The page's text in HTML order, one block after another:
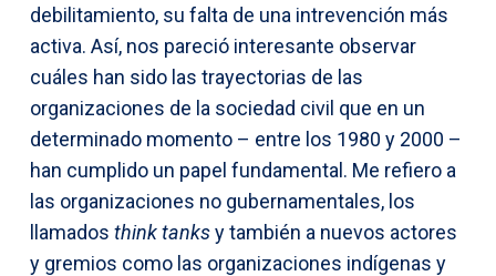
debilitamiento, su falta de una intrevención más
activa. Así, nos pareció interesante observar
cuáles han sido las trayectorias de las
organizaciones de la sociedad civil que en un
determinado momento – entre los 1980 y 2000 –
han cumplido un papel fundamental. Me refiero a
las organizaciones no gubernamentales, los
llamados think tanksy también a nuevos actores
y gremios como las organizaciones indígenas y